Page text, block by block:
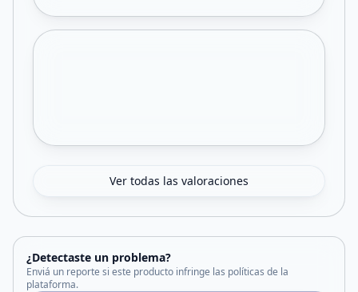
Ver todas las valoraciones
¿Detectaste un problema?
Enviá un reporte si este producto infringe las políticas de la
plataforma.